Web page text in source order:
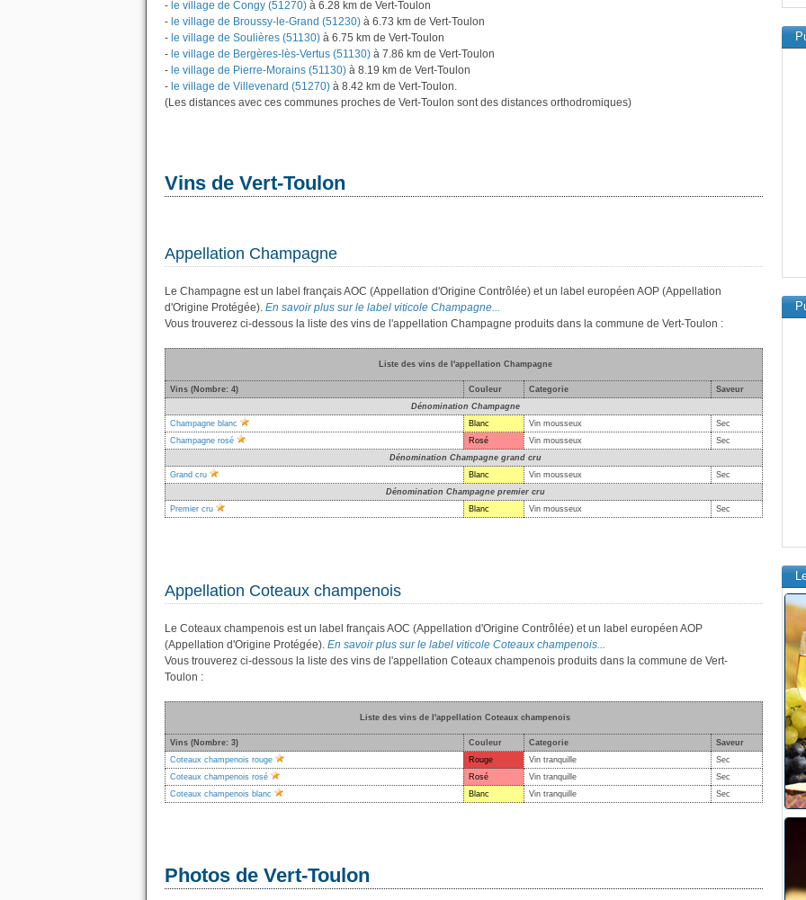
- le village de Congy (51270) à 6.28 km de Vert-Toulon
- le village de Broussy-le-Grand (51230) à 6.73 km de Vert-Toulon
- le village de Soulières (51130) à 6.75 km de Vert-Toulon
- le village de Bergères-lès-Vertus (51130) à 7.86 km de Vert-Toulon
- le village de Pierre-Morains (51130) à 8.19 km de Vert-Toulon
- le village de Villevenard (51270) à 8.42 km de Vert-Toulon.
(Les distances avec ces communes proches de Vert-Toulon sont des distances orthodromiques)
Vins de Vert-Toulon
Appellation Champagne
Le Champagne est un label français AOC (Appellation d'Origine Contrôlée) et un label européen AOP (Appellation
d'Origine Protégée). En savoir plus sur le label viticole Champagne...
Vous trouverez ci-dessous la liste des vins de l'appellation Champagne produits dans la commune de Vert-Toulon :
Liste des vins de l'appellation Champagne
Vins (Nombre: 4) Couleur Categorie
Saveur
Dénomination Champagne
Champagne blanc
Blanc Vin mousseux
Sec
Champagne rosé
Rosé Vin mousseux
Sec
Dénomination Champagne grand cru
Grand cru
Blanc Vin mousseux
Sec
Dénomination Champagne premier cru
Premier cru
Blanc Vin mousseux Sec
Appellation Coteaux champenois
Le Coteaux champenois est un label français AOC (Appellation d'Origine Contrôlée) et un label européen AOP
(Appellation d'Origine Protégée). En savoir plus sur le label viticole Coteaux champenois...
Vous trouverez ci-dessous la liste des vins de l'appellation Coteaux champenois produits dans la commune de Vert-
Toulon :
Liste des vins de l'appellation Coteaux champenois
Vins (Nombre: 3) Couleur Categorie
Saveur
Coteaux champenois rouge
Rouge Vin tranquille
Sec
Coteaux champenois rosé
Rosé Vin tranquille
Sec
Coteaux champenois blanc
Blanc Vin tranquille Sec
Photos de Vert-Toulon